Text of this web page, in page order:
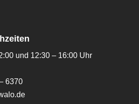
und 12:30 – 16:00 Uhr
6370